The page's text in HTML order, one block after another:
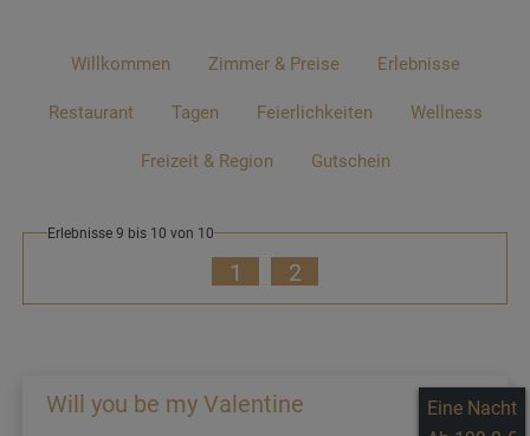
Willkommen Zimmer & Preise Erlebnisse
Restaurant Tagen Feierlichkeiten Wellness
Freizeit & Region Gutschein
Erlebnisse 9 bis 10 von 10
1 2
Will you be my Valentine
Eine Nacht